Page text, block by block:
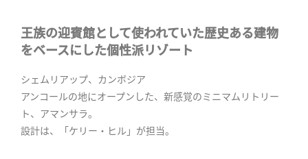
王族の迎賓館として使われていた歴史ある建物
をベースにした個性派リゾート
シェムリアップ、カンボジア
アンコールの地にオープンした、新感覚のミニマムリトリー
ト、アマンサラ。
設計は、「ケリー・ヒル」が担当。